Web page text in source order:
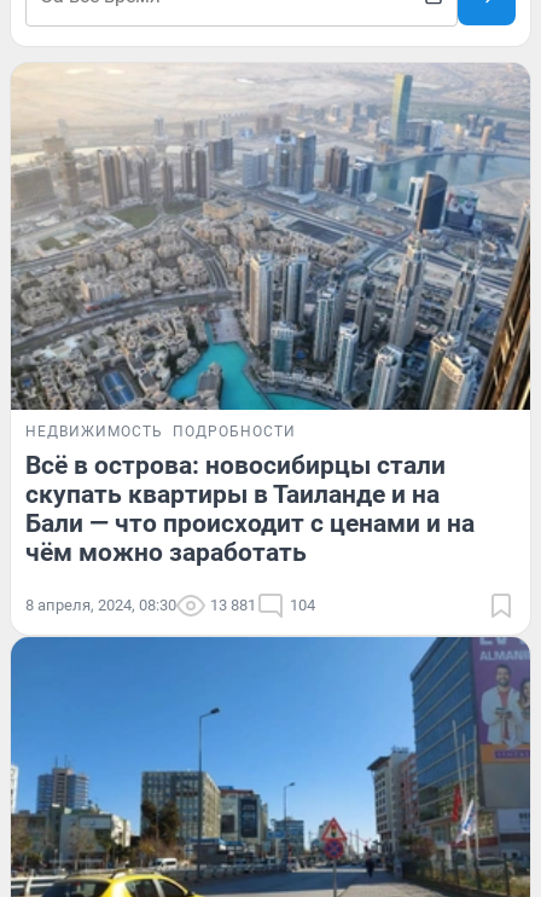
НЕДВИЖИМОСТЬ ПОДРОБНОСТИ
Всё в острова: новосибирцы стали
скупать квартиры в Таиланде и на
Бали — что происходит с ценами и на
чём можно заработать
8 апреля, 2024, 08:30 13 881 104